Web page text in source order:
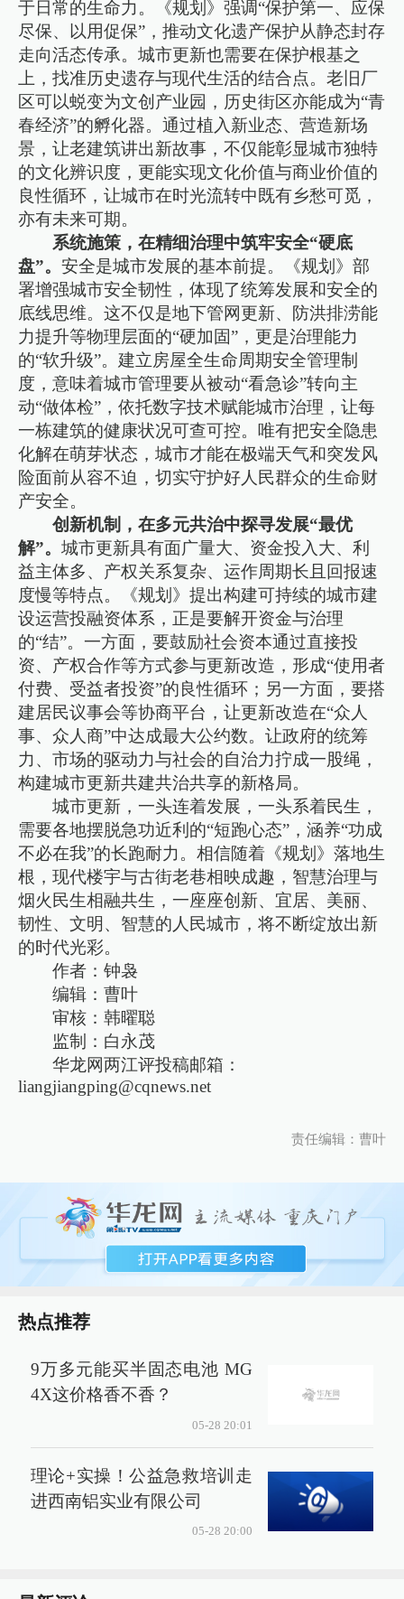
于日常的生命力。《规划》强调“保护第一、应保
尽保、以用促保”，推动文化遗产保护从静态封存
走向活态传承。城市更新也需要在保护根基之
上，找准历史遗存与现代生活的结合点。老旧厂
区可以蜕变为文创产业园，历史街区亦能成为“青
春经济”的孵化器。通过植入新业态、营造新场
景，让老建筑讲出新故事，不仅能彰显城市独特
的文化辨识度，更能实现文化价值与商业价值的
良性循环，让城市在时光流转中既有乡愁可觅，
亦有未来可期。
系统施策，在精细治理中筑牢安全“硬底
盘”。安全是城市发展的基本前提。《规划》部
署增强城市安全韧性，体现了统筹发展和安全的
底线思维。这不仅是地下管网更新、防洪排涝能
力提升等物理层面的“硬加固”，更是治理能力
的“软升级”。建立房屋全生命周期安全管理制
度，意味着城市管理要从被动“看急诊”转向主
动“做体检”，依托数字技术赋能城市治理，让每
一栋建筑的健康状况可查可控。唯有把安全隐患
化解在萌芽状态，城市才能在极端天气和突发风
险面前从容不迫，切实守护好人民群众的生命财
产安全。
创新机制，在多元共治中探寻发展“最优
解”。城市更新具有面广量大、资金投入大、利
益主体多、产权关系复杂、运作周期长且回报速
度慢等特点。《规划》提出构建可持续的城市建
设运营投融资体系，正是要解开资金与治理
的“结”。一方面，要鼓励社会资本通过直接投
资、产权合作等方式参与更新改造，形成“使用者
付费、受益者投资”的良性循环；另一方面，要搭
建居民议事会等协商平台，让更新改造在“众人
事、众人商”中达成最大公约数。让政府的统筹
力、市场的驱动力与社会的自治力拧成一股绳，
构建城市更新共建共治共享的新格局。
城市更新，一头连着发展，一头系着民生，
需要各地摆脱急功近利的“短跑心态”，涵养“功成
不必在我”的长跑耐力。相信随着《规划》落地生
根，现代楼宇与古街老巷相映成趣，智慧治理与
烟火民生相融共生，一座座创新、宜居、美丽、
韧性、文明、智慧的人民城市，将不断绽放出新
的时代光彩。
作者：钟袅
编辑：曹叶
审核：韩曜聪
监制：白永茂
华龙网两江评投稿邮箱：
liangjiangping@cqnews.net
责任编辑：曹叶
热点推荐
9万多元能买半固态电池 MG
4X这价格香不香？
05-28 20:01
理论+实操！公益急救培训走
进西南铝实业有限公司
05-28 20:00